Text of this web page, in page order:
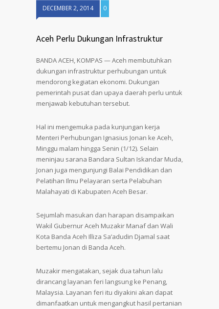
DECEMBER 2, 2014 0
Aceh Perlu Dukungan Infrastruktur
BANDA ACEH, KOMPAS — Aceh membutuhkan
dukungan infrastruktur perhubungan untuk
mendorong kegiatan ekonomi. Dukungan
pemerintah pusat dan upaya daerah perlu untuk
menjawab kebutuhan tersebut.
Hal ini mengemuka pada kunjungan kerja
Menteri Perhubungan Ignasius Jonan ke Aceh,
Minggu malam hingga Senin (1/12). Selain
meninjau sarana Bandara Sultan Iskandar Muda,
Jonan juga mengunjungi Balai Pendidikan dan
Pelatihan Ilmu Pelayaran serta Pelabuhan
Malahayati di Kabupaten Aceh Besar.
Sejumlah masukan dan harapan disampaikan
Wakil Gubernur Aceh Muzakir Manaf dan Wali
Kota Banda Aceh Illiza Sa’adudin Djamal saat
bertemu Jonan di Banda Aceh.
Muzakir mengatakan, sejak dua tahun lalu
dirancang layanan feri langsung ke Penang,
Malaysia. Layanan feri itu diyakini akan dapat
dimanfaatkan untuk mengangkut hasil pertanian